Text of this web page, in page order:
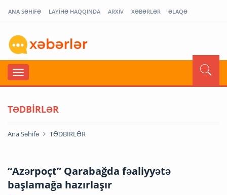
ANA SƏHİFƏ LAYİHƏ HAQQINDA ARXİV XƏBƏRLƏR ƏLAQƏ
TƏDBİRLƏR
Ana Səhifə TƏDBİRLƏR
“Azərpoçt” Qarabağda fəaliyyətə
başlamağa hazırlaşır